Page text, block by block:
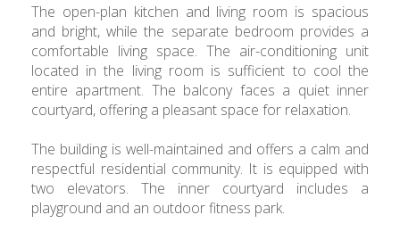
The open-plan kitchen and living room is spacious
and bright, while the separate bedroom provides a
comfortable living space. The air-conditioning unit
located in the living room is sufficient to cool the
entire apartment. The balcony faces a quiet inner
courtyard, offering a pleasant space for relaxation.
The building is well-maintained and offers a calm and
respectful residential community. It is equipped with
two elevators. The inner courtyard includes a
playground and an outdoor fitness park.